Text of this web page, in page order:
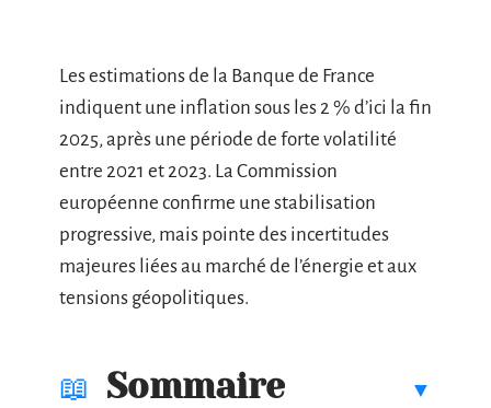
Les estimations de la Banque de France
indiquent une inflation sous les 2 % d’ici la fin
2025, après une période de forte volatilité
entre 2021 et 2023. La Commission
européenne confirme une stabilisation
progressive, mais pointe des incertitudes
majeures liées au marché de l’énergie et aux
tensions géopolitiques.
Sommaire